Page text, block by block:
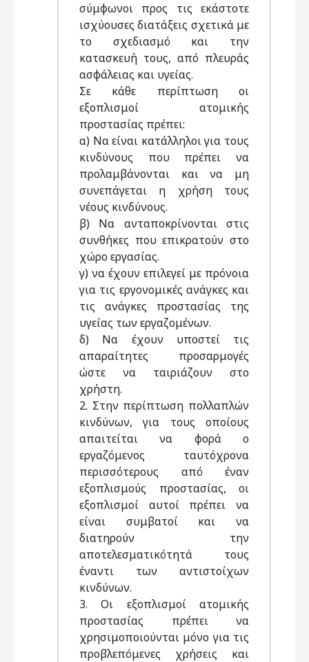
σύμφωνοι προς τις εκάστοτε
ισχύουσες διατάξεις σχετικά με
το σχεδιασμό και την
κατασκευή τους, από πλευράς
ασφάλειας και υγείας.
Σε κάθε περίπτωση οι
εξοπλισμοί ατομικής
προστασίας πρέπει:
α) Nα είναι κατάλληλοι για τους
κινδύνους που πρέπει να
προλαμβάνονται και να μη
συνεπάγεται η χρήση τους
νέους κινδύνους.
β) Nα ανταποκρίνονται στις
συνθήκες που επικρατούν στο
χώρο εργασίας.
γ) να έχουν επιλεγεί με πρόνοια
για τις εργονομικές ανάγκες και
τις ανάγκες προστασίας της
υγείας των εργαζομένων.
δ) Nα έχουν υποστεί τις
απαραίτητες προσαρμογές
ώστε να ταιριάζουν στο
χρήστη.
2. Στην περίπτωση πολλαπλών
κινδύνων, για τους οποίους
απαιτείται να φορά ο
εργαζόμενος ταυτόχρονα
περισσότερους από έναν
εξοπλισμούς προστασίας, οι
εξοπλισμοί αυτοί πρέπει να
είναι συμβατοί και να
διατηρούν την
αποτελεσματικότητά τους
έναντι των αντιστοίχων
κινδύνων.
3. Oι εξοπλισμοί ατομικής
προστασίας πρέπει να
χρησιμοποιούνται μόνο για τις
προβλεπόμενες χρήσεις και